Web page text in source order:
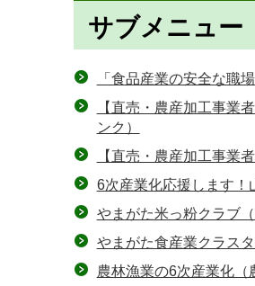
サブメニュー
「食品産業の安全な職
【直売・農産加工事業
ンク）
【直売・農産加工事業
6次産業化応援します！
やまがた米っ粉クラブ
やまがた食産業クラス
農林漁業の6次産業化（